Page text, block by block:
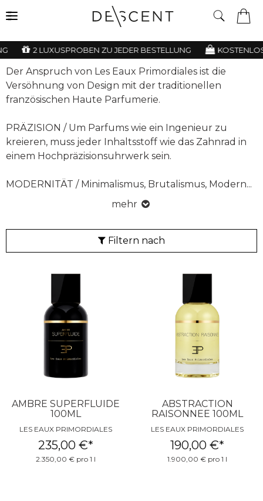
2 LUXUSPROBEN ZU JEDER BESTELLUNG
Der Anspruch von Les Eaux Primordiales ist die
Versöhnung von Design mit der traditionellen
französischen Haute Parfumerie.
PRÄZISION / Um Parfums wie ein Ingenieur zu
kreieren, muss jeder Inhaltsstoff wie das Zahnrad in
einem Hochpräzisionsuhrwerk sein.
MODERNITÄT / Minimalismus, Brutalismus, Modern...
mehr
Filtern nach
AMBRE SUPERFLUIDE
100ML
LES EAUX PRIMORDIALES
235,00 €*
2.350,00 € pro 1 l
ABSTRACTION
RAISONNEE 100ML
LES EAUX PRIMORDIALES
190,00 €*
1.900,00 € pro 1 l